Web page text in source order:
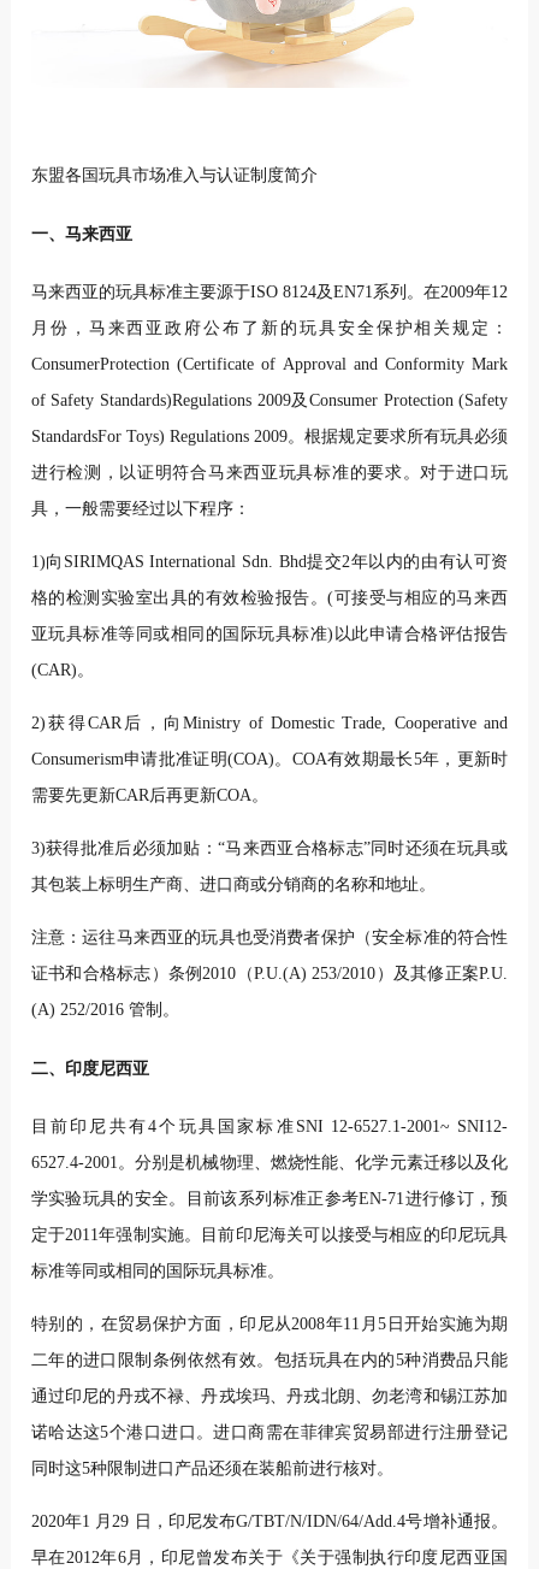
东盟各国玩具市场准入与认证制度简介
一、马来西亚
马来西亚的玩具标准主要源于ISO 8124及EN71系列。在2009年12
月份，马来西亚政府公布了新的玩具安全保护相关规定：
ConsumerProtection (Certificate of Approval and Conformity Mark
of Safety Standards)Regulations 2009及Consumer Protection (Safety
StandardsFor Toys) Regulations 2009。根据规定要求所有玩具必须
进行检测，以证明符合马来西亚玩具标准的要求。对于进口玩
具，一般需要经过以下程序：
1)向SIRIMQAS International Sdn. Bhd提交2年以内的由有认可资
格的检测实验室出具的有效检验报告。(可接受与相应的马来西
亚玩具标准等同或相同的国际玩具标准)以此申请合格评估报告
(CAR)。
2)获得CAR后，向Ministry of Domestic Trade, Cooperative and
Consumerism申请批准证明(COA)。COA有效期最长5年，更新时
需要先更新CAR后再更新COA。
3)获得批准后必须加贴：“马来西亚合格标志”同时还须在玩具或
其包装上标明生产商、进口商或分销商的名称和地址。
注意：运往马来西亚的玩具也受消费者保护（安全标准的符合性
证书和合格标志）条例2010（P.U.(A) 253/2010）及其修正案P.U.
(A) 252/2016 管制。
二、印度尼西亚
目前印尼共有4个玩具国家标准SNI 12-6527.1-2001~ SNI12-
6527.4-2001。分别是机械物理、燃烧性能、化学元素迁移以及化
学实验玩具的安全。目前该系列标准正参考EN-71进行修订，预
定于2011年强制实施。目前印尼海关可以接受与相应的印尼玩具
标准等同或相同的国际玩具标准。
特别的，在贸易保护方面，印尼从2008年11月5日开始实施为期
二年的进口限制条例依然有效。包括玩具在内的5种消费品只能
通过印尼的丹戎不禄、丹戎埃玛、丹戎北朗、勿老湾和锡江苏加
诺哈达这5个港口进口。进口商需在菲律宾贸易部进行注册登记
同时这5种限制进口产品还须在装船前进行核对。
2020年1 月29 日，印尼发布G/TBT/N/IDN/64/Add.4号增补通报。
早在2012年6月，印尼曾发布关于《关于强制执行印度尼西亚国